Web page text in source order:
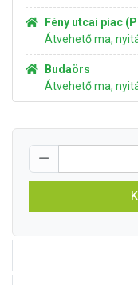
Fény utcai piac
Átvehető ma,
Budaörs
Átvehető ma,